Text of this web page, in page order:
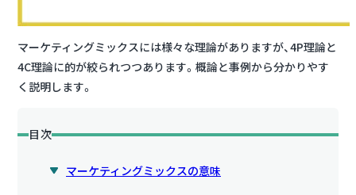
マーケティングミックスには様々な理論がありますが、4P理論と
4C理論に的が絞られつつあります。概論と事例から分かりやす
く説明します。
目次
マーケティングミックスの意味